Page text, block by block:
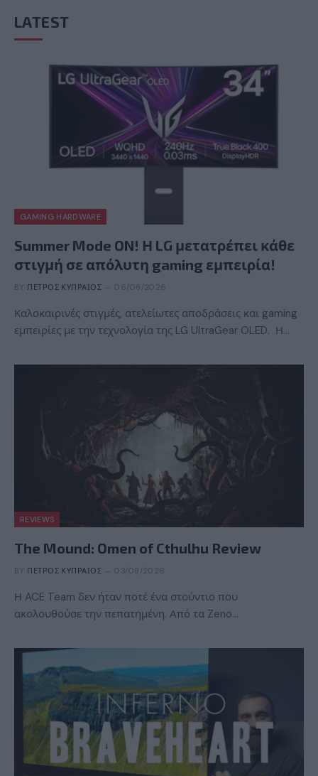
LATEST
GAMING HARDWARE
Summer Mode ON! Η LG μετατρέπει κάθε
στιγμή σε απόλυτη gaming εμπειρία!
BY ΠΈΤΡΟΣ ΚΥΠΡΑΊΟΣ 06/08/2026
Καλοκαιρινές στιγμές, ατελείωτες αποδράσεις και gaming
εμπειρίες με την τεχνολογία της LG UltraGear OLED. Η…
REVIEWS
The Mound: Omen of Cthulhu Review
BY ΠΈΤΡΟΣ ΚΥΠΡΑΊΟΣ 03/08/2026
Η ACE Team δεν ήταν ποτέ ένα στούντιο που
ακολουθούσε την πεπατημένη. Από τα Zeno…